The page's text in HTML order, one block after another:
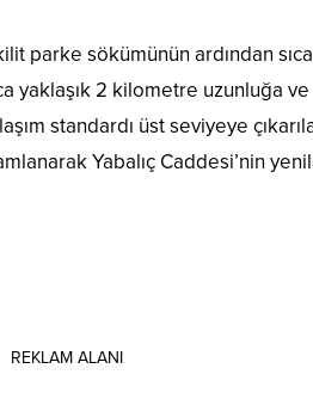
parke sökümünün ardından
yaklaşık 2 kilometre uzunluğa
standardı üst seviyeye
Yabalıç Caddesi’nin
REKLAM ALANI